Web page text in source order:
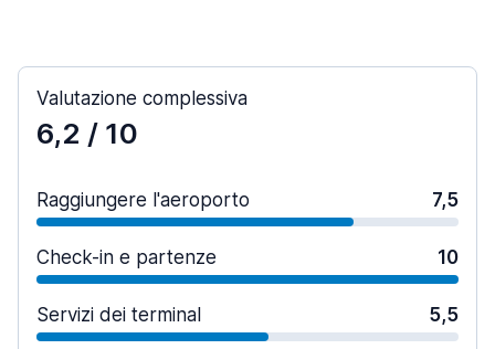
Valutazione complessiva
6,2 / 10
Raggiungere l'aeroporto 7,5
Check-in e partenze 10
Servizi dei terminal 5,5